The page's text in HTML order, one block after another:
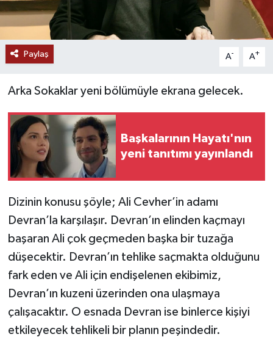
Paylaş A- A+
Arka Sokaklar yeni bölümüyle ekrana gelecek.
Başkalarının Hayatı'nın
yeni tanıtımı yayınlandı
Dizinin konusu şöyle; Ali Cevher’in adamı
Devran’la karşılaşır. Devran’ın elinden kaçmayı
başaran Ali çok geçmeden başka bir tuzağa
düşecektir. Devran’ın tehlike saçmakta olduğunu
fark eden ve Ali için endişelenen ekibimiz,
Devran’ın kuzeni üzerinden ona ulaşmaya
çalışacaktır. O esnada Devran ise binlerce kişiyi
etkileyecek tehlikeli bir planın peşindedir.